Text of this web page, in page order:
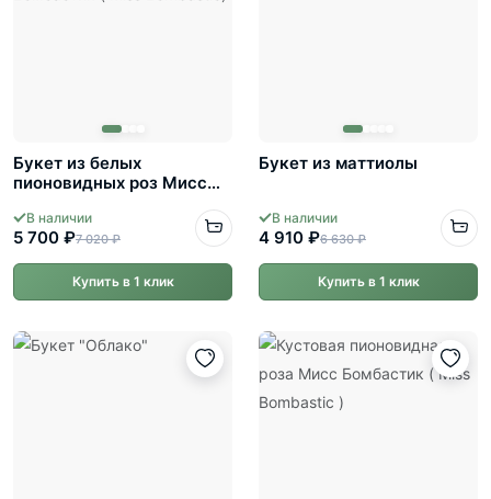
Букет из белых
пионовидных роз Мисс
Bombastic)
В наличии
5 700 ₽7 020 ₽
Купить в 1 клик
Букет из маттиолы
В наличии
4 910 ₽6 630 ₽
Купить в 1 клик